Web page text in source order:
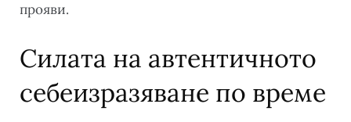
прояви.
Силата на автентичното
себеизразяване по време